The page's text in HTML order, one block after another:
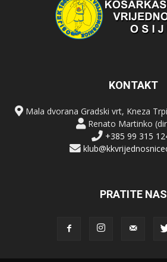
KONTAKT
Mala dvorana Gradski vrt, Kneza
Renato Martinko
+385 99 315
PRATITE NAS